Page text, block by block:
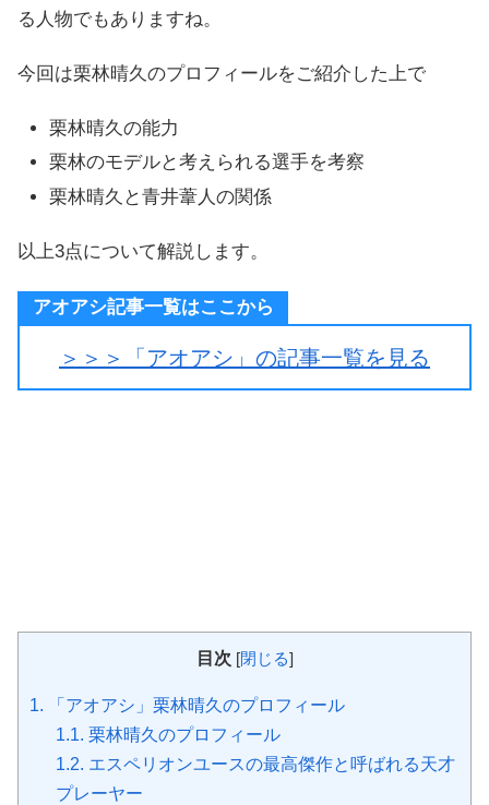
る人物でもありますね。
今回は栗林晴久のプロフィールをご紹介した上で
栗林晴久の能力
栗林のモデルと考えられる選手を考察
栗林晴久と青井葦人の関係
以上3点について解説します。
アオアシ記事一覧はここから
＞＞＞「アオアシ」の記事一覧を見る
目次 [閉じる]
1. 「アオアシ」栗林晴久のプロフィール
1.1. 栗林晴久のプロフィール
1.2. エスペリオンユースの最高傑作と呼ばれる天才
プレーヤー